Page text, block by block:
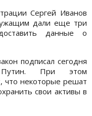
Сергей Иванов
дали еще три
данные о
подписал сегодня
При этом
что некоторые решат
свои активы в